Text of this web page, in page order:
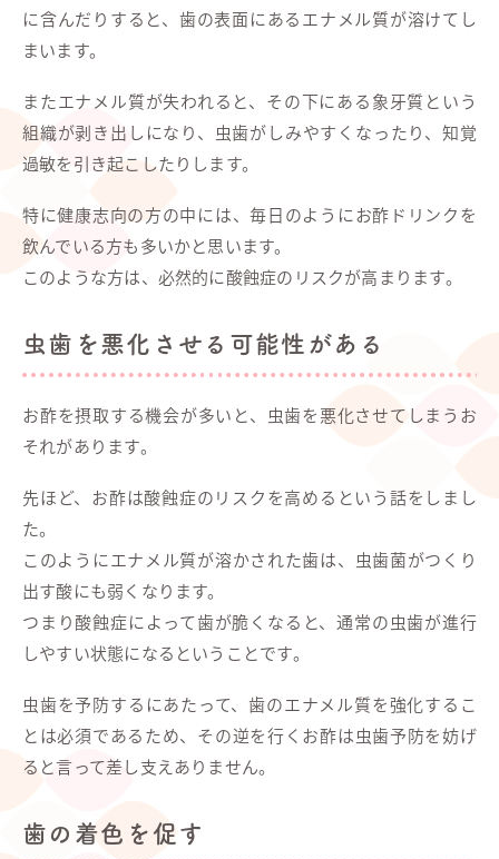
に含んだりすると、歯の表面にあるエナメル質が溶けてし
まいます。
またエナメル質が失われると、その下にある象牙質という
組織が剥き出しになり、虫歯がしみやすくなったり、知覚
過敏を引き起こしたりします。
特に健康志向の方の中には、毎日のようにお酢ドリンクを
飲んでいる方も多いかと思います。
このような方は、必然的に酸蝕症のリスクが高まります。
虫歯を悪化させる可能性がある
お酢を摂取する機会が多いと、虫歯を悪化させてしまうお
それがあります。
先ほど、お酢は酸蝕症のリスクを高めるという話をしまし
た。
このようにエナメル質が溶かされた歯は、虫歯菌がつくり
出す酸にも弱くなります。
つまり酸蝕症によって歯が脆くなると、通常の虫歯が進行
しやすい状態になるということです。
虫歯を予防するにあたって、歯のエナメル質を強化するこ
とは必須であるため、その逆を行くお酢は虫歯予防を妨げ
ると言って差し支えありません。
歯の着色を促す